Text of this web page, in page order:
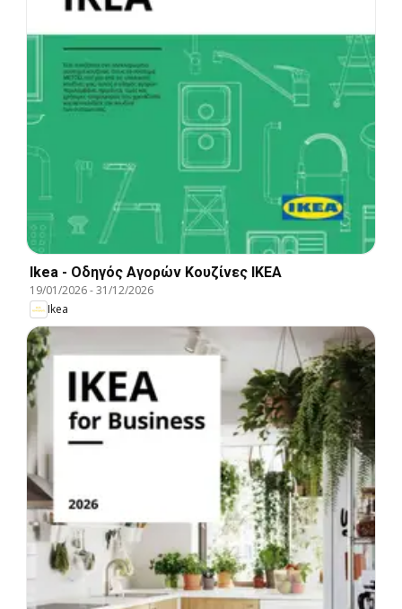
Ikea - Οδηγός Αγορών Κουζίνες IKEA
19/01/2026-31/12/2026
Ikea